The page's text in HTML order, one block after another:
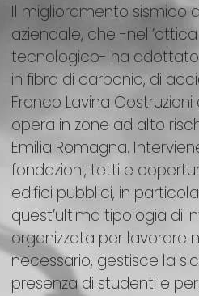
Il miglioramento sismico
aziendale, che -
tecnologico- ha adottato
in fibra di carbonio, di
Franco Lavina
opera in zone ad alto
Emilia Romagna.
fondazioni, tetti e
edifici pubblici, in
quest’ultima tipologia di
organizzata per lavorare
necessario, gestisce la
presenza di studenti e